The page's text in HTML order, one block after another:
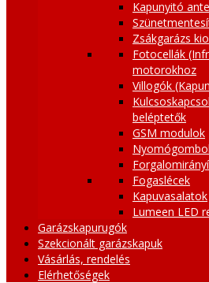
Kapunyitó
Zsákgarázs
Fotocellák
motorokhoz
Villogók
beléptetők
GSM modulok
Fogaslécek
Kapuvasalatok
Lumeen LED
Garázskapurugók
Szekcionált garázskapuk
Vásárlás, rendelés
Elérhetőségek